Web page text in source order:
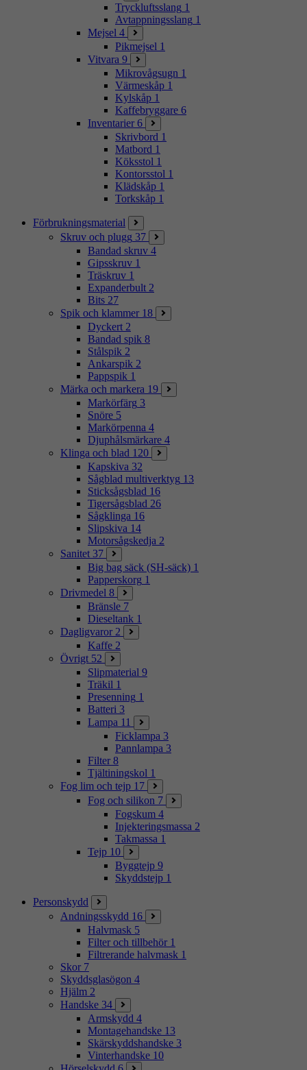
Tryckluftsslang 1
Avtappningsslang 1
Mejsel 4
Pikmejsel 1
Vitvara 9
Mikrovågsugn 1
Värmeskåp 1
Kylskåp 1
Kaffebryggare 6
Inventarier 6
Skrivbord 1
Matbord 1
Köksstol 1
Kontorsstol 1
Klädskåp 1
Torkskåp 1
Förbrukningsmaterial
Skruv och plugg 37
Bandad skruv 4
Gipsskruv 1
Träskruv 1
Expanderbult 2
Bits 27
Spik och klammer 18
Dyckert 2
Bandad spik 8
Stålspik 2
Ankarspik 2
Pappspik 1
Märka och markera 19
Markörfärg 3
Snöre 5
Markörpenna 4
Djuphålsmärkare 4
Klinga och blad 120
Kapskiva 32
Sågblad multiverktyg 13
Sticksågsblad 16
Tigersågsblad 26
Sågklinga 16
Slipskiva 14
Motorsågskedja 2
Sanitet 37
Big bag säck (SH-säck) 1
Papperskorg 1
Drivmedel 8
Bränsle 7
Dieseltank 1
Dagligvaror 2
Kaffe 2
Övrigt 52
Slipmaterial 9
Träkil 1
Presenning 1
Batteri 3
Lampa 11
Ficklampa 3
Pannlampa 3
Filter 8
Tjältiningskol 1
Fog lim och tejp 17
Fog och silikon 7
Fogskum 4
Injekteringsmassa 2
Takmassa 1
Tejp 10
Byggtejp 9
Skyddstejp 1
Personskydd
Andningsskydd 16
Halvmask 5
Filter och tillbehör 1
Filtrerande halvmask 1
Skor 7
Skyddsglasögon 4
Hjälm 2
Handske 34
Armskydd 4
Montagehandske 13
Skärskyddshandske 3
Vinterhandske 10